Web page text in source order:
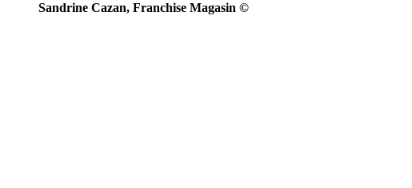
Sandrine Cazan, Franchise Magasin ©